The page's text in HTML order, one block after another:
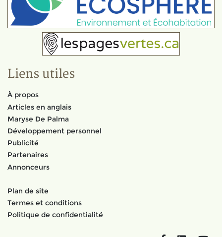
Liens utiles
À propos
Articles en anglais
Maryse De Palma
Développement personnel
Publicité
Partenaires
Annonceurs
Plan de site
Termes et conditions
Politique de confidentialité